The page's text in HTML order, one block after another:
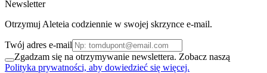
Newsletter
Otrzymuj Aleteia codziennie w swojej skrzynce e-mail.
Twój adres e-mail
Zgadzam się na otrzymywanie newslettera. Zobacz naszą
Polityka prywatności, aby dowiedzieć się więcej.